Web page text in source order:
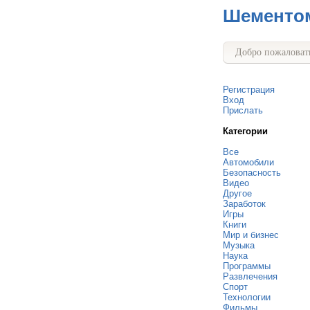
Добро
Регистрация
Вход
Прислать
Категории
Все
Автомобили
Безопасность
Видео
Другое
Заработок
Игры
Книги
Мир и бизнес
Музыка
Наука
Программы
Развлечения
Спорт
Технологии
Фильмы